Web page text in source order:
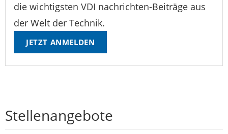
die wichtigsten VDI nachrichten-Beiträge aus
der Welt der Technik.
JETZT ANMELDEN
Stellenangebote